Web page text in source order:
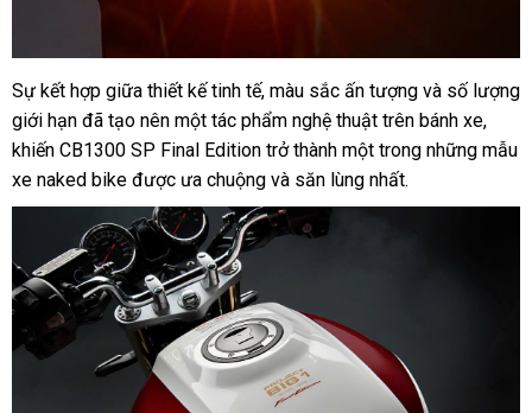
Sự kết hợp giữa thiết kế tinh tế, màu sắc ấn tượng và số lượng
giới hạn đã tạo nên một tác phẩm nghệ thuật trên bánh xe,
khiến CB1300 SP Final Edition trở thành một trong những mẫu
xe naked bike được ưa chuộng và săn lùng nhất.